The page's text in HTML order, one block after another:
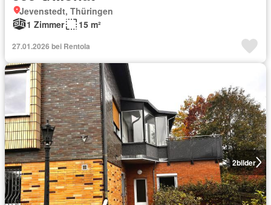
Jevenstedt, Thüringen
1 Zimmer
15 m²
27.01.2026 bei Rentola
2bilder